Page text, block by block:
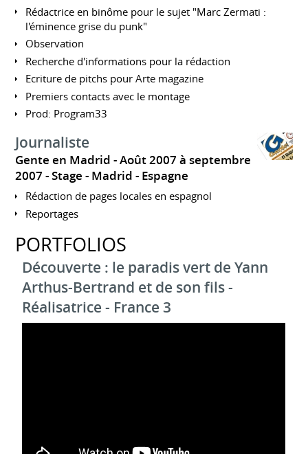
Rédactrice en binôme pour le sujet "Marc Zermati :
l'éminence grise du punk"
Observation
Recherche d'informations pour la rédaction
Ecriture de pitchs pour Arte magazine
Premiers contacts avec le montage
Prod: Program33
Journaliste
Gente en Madrid
Août 2007 à septembre
2007 Stage Madrid Espagne
Rédaction de pages locales en espagnol
Reportages
PORTFOLIOS
Découverte : le paradis vert de Yann
Arthus-Bertrand et de son fils -
Réalisatrice - France 3